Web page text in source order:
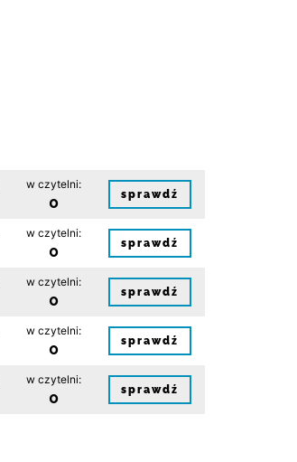
w czytelni:
0 sprawdź
w czytelni:
0 sprawdź
w czytelni:
0 sprawdź
w czytelni:
0 sprawdź
w czytelni:
0 sprawdź